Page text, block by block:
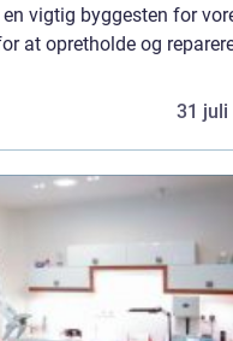
vigtig byggesten for
at opretholde og
31 juli